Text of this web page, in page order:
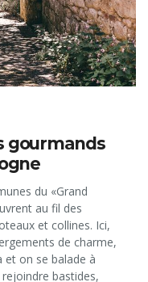
gourmands
du «Grand
au fil des
et collines. Ici,
de charme,
et on se balade à
bastides,